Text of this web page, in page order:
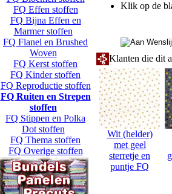
FQ Effen stoffen
FQ Bijna Effen en
Marmer stoffen
FQ Flanel en Brushed
Woven
FQ Kerst stoffen
FQ Kinder stoffen
FQ Reproductie stoffen
FQ Ruiten en Strepen
stoffen
FQ Stippen en Polka
Dot stoffen
FQ Thema stoffen
FQ Overige stoffen
Klik op de
Klanten die dit
Wit (helder)
met geel
sterretje en
puntje FQ